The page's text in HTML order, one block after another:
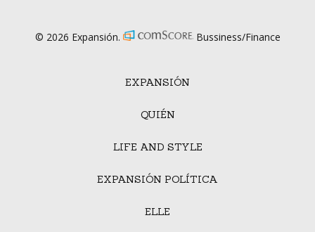
EXPANSIÓN
QUIÉN
LIFE AND STYLE
EXPANSIÓN POLÍTICA
ELLE
© 2026 Expansión. Bussiness/Finance